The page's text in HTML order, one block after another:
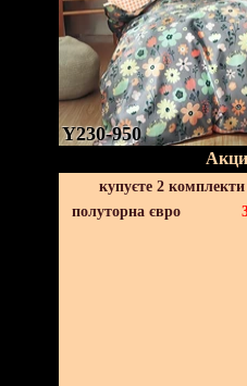
Y230-950
купуєте 2
полуторна євро